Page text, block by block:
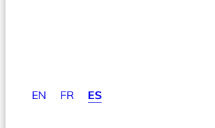
EN FR ES